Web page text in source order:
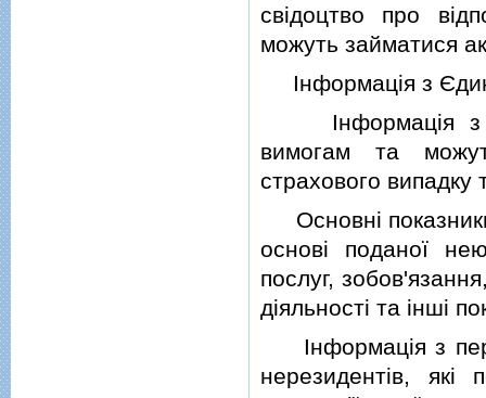
свiдоцтво про
можуть займатися
Iнформацiя з
Iнформацiя з
вимогам та
страхового
Основнi
основi поданої
послуг,
дiяльностi та iншi
Iнформацiя з
нерезидентiв, якi